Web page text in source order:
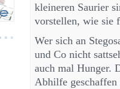
kleineren Saurier
vorstellen, wie sie
Wer sich an
und Co nicht
auch mal Hunger.
Abhilfe